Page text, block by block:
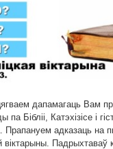
дапамагаць Вам
па Бібліі, Катэхізісе і
Прапануем адказаць на
віктарыны. Падрыхтаваў